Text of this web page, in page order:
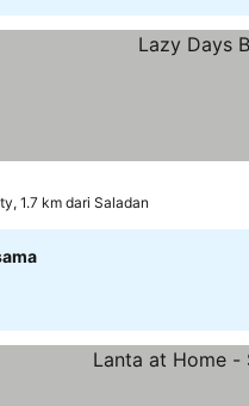
1.7 km dari Saladan